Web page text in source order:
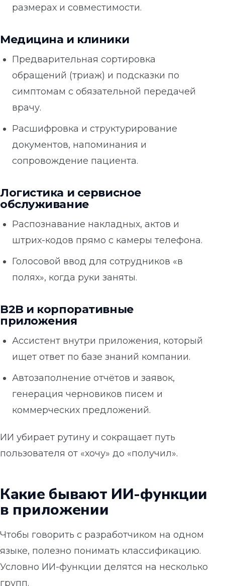
размерах и совместимости.
Медицина и клиники
Предварительная сортировка
обращений (триаж) и подсказки по
симптомам с обязательной передачей
врачу.
Расшифровка и структурирование
документов, напоминания и
сопровождение пациента.
Логистика и сервисное
обслуживание
Распознавание накладных, актов и
штрих-кодов прямо с камеры телефона.
Голосовой ввод для сотрудников «в
полях», когда руки заняты.
B2B и корпоративные
приложения
Ассистент внутри приложения, который
ищет ответ по базе знаний компании.
Автозаполнение отчётов и заявок,
генерация черновиков писем и
коммерческих предложений.
ИИ убирает рутину и сокращает путь
пользователя от «хочу» до «получил».
Какие бывают ИИ-функции
в приложении
Чтобы говорить с разработчиком на одном
языке, полезно понимать классификацию.
Условно ИИ-функции делятся на несколько
групп.